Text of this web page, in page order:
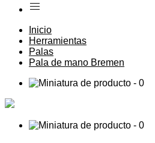
Inicio
Herramientas
Palas
Pala de mano Bremen